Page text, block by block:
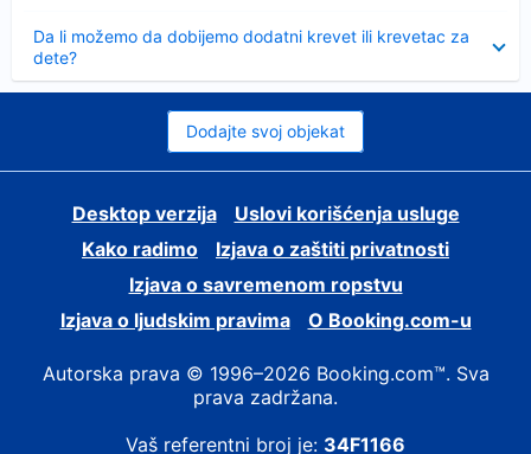
Da li možemo da dobijemo dodatni krevet ili krevetac za
dete?
Dodajte svoj objekat
Desktop verzija
Uslovi korišćenja usluge
Kako radimo
Izjava o zaštiti privatnosti
Izjava o savremenom ropstvu
Izjava o ljudskim pravima
О Booking.com-u
Autorska prava © 1996–2026 Booking.com™. Sva
prava zadržana.
Vaš referentni broj je: 34F1166